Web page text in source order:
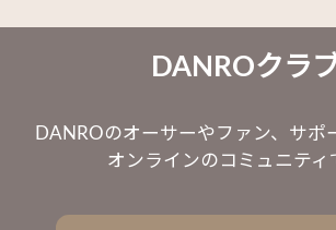
DANROクラ
DANROのオーサーやファン、サポ
オンラインのコミュニティ